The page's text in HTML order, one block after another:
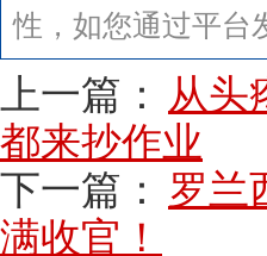
性，如您通过平台
上一篇：
从头
都来抄作业
下一篇： 罗兰
满收官！